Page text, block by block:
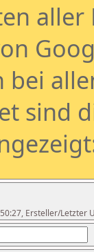
aller
bei
sind
Ersteller/Letzter